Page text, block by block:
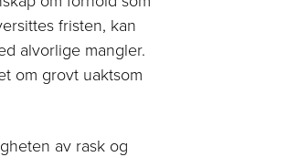
fristen, kan
alvorlige mangler.
om grovt uaktsom
av rask og